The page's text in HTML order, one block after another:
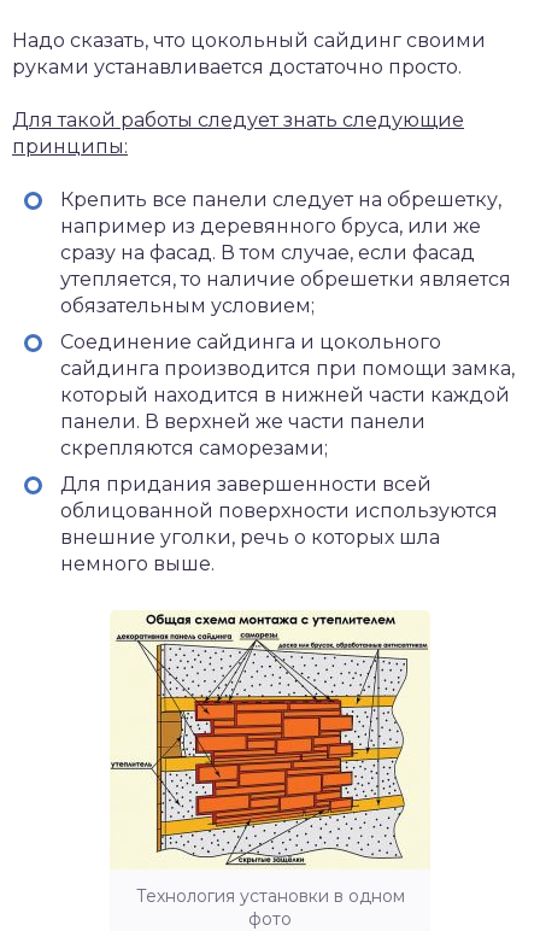
Надо сказать, что цокольный сайдинг своими
руками устанавливается достаточно просто.
Для такой работы следует знать следующие
принципы:
Крепить все панели следует на обрешетку,
например из деревянного бруса, или же
сразу на фасад. В том случае, если фасад
утепляется, то наличие обрешетки является
обязательным условием;
Соединение сайдинга и цокольного
сайдинга производится при помощи замка,
который находится в нижней части каждой
панели. В верхней же части панели
скрепляются саморезами;
Для придания завершенности всей
облицованной поверхности используются
внешние уголки, речь о которых шла
немного выше.
Технология установки в одном
фото